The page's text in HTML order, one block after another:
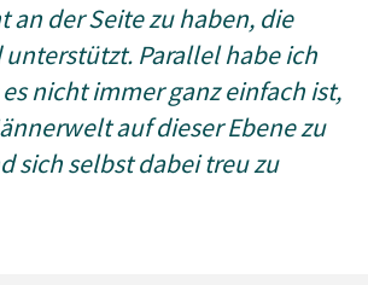
an der Seite zu haben, die
Parallel habe ich
nicht immer ganz einfach ist,
auf dieser Ebene zu
sich selbst dabei treu zu